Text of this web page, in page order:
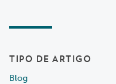
TIPO DE ARTIGO
Blog